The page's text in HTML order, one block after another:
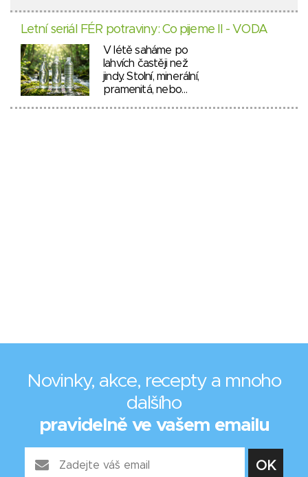
Letní seriál FÉR potraviny: Co pijeme II - VODA
V létě saháme po
lahvích častěji než
jindy. Stolní, minerální,
pramenitá, nebo…
Novinky, akce, recepty a mnoho
dalšího
pravidelně ve vašem emailu